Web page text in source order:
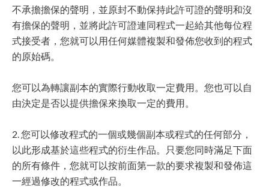
不承擔擔保的聲明，並原封不動保持此許可證的聲明和沒
有擔保的聲明，並將此許可證連同程式一起給其他每位程
式接受者，您就可以用任何媒體複製和發佈您收到的程式
的原始碼。
您可以為轉讓副本的實際行動收取一定費用。您也可以自
由決定是否以提供擔保來換取一定的費用。
2. 您可以修改程式的一個或幾個副本或程式的任何部分，
以此形成基於這些程式的衍生作品。只要您同時滿足下面
的所有條件，您就可以按前面第一款的要求複製和發佈這
一經過修改的程式或作品。